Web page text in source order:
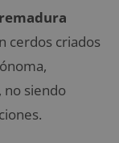
cerdos criados
no siendo